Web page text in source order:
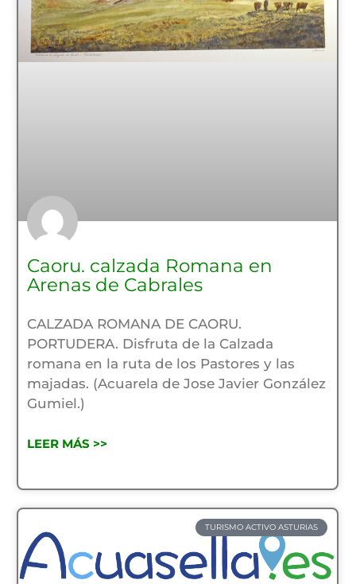
Caoru. calzada Romana en
Arenas de Cabrales
CALZADA ROMANA DE CAORU.
PORTUDERA. Disfruta de la Calzada
romana en la ruta de los Pastores y las
majadas. (Acuarela de Jose Javier González
Gumiel.)
LEER MÁS >>
TURISMO ACTIVO ASTURIAS